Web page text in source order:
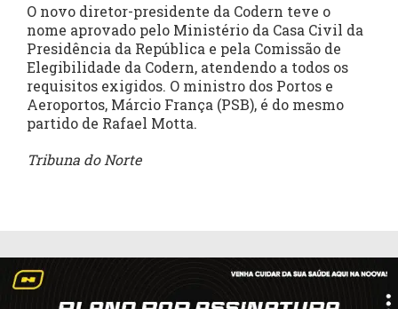
O novo diretor-presidente da Codern teve o
nome aprovado pelo Ministério da Casa Civil da
Presidência da República e pela Comissão de
Elegibilidade da Codern, atendendo a todos os
requisitos exigidos. O ministro dos Portos e
Aeroportos, Márcio França (PSB), é do mesmo
partido de Rafael Motta.
Tribuna do Norte